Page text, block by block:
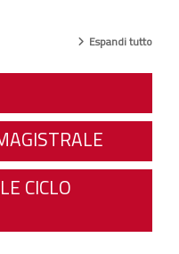
Espandi tutto
CICLO